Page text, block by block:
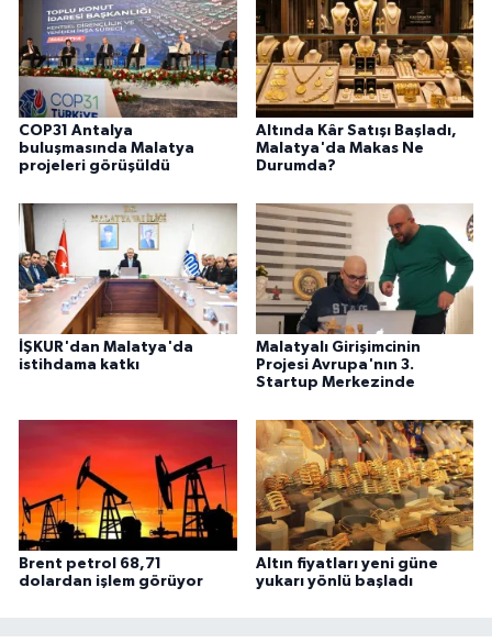
COP31 Antalya
buluşmasında Malatya
projeleri görüşüldü
Altında Kâr Satışı Başladı,
Malatya'da Makas Ne
Durumda?
İŞKUR'dan Malatya'da
istihdama katkı
Malatyalı Girişimcinin
Projesi Avrupa'nın 3.
Startup Merkezinde
Brent petrol 68,71
dolardan işlem görüyor
Altın fiyatları yeni güne
yukarı yönlü başladı